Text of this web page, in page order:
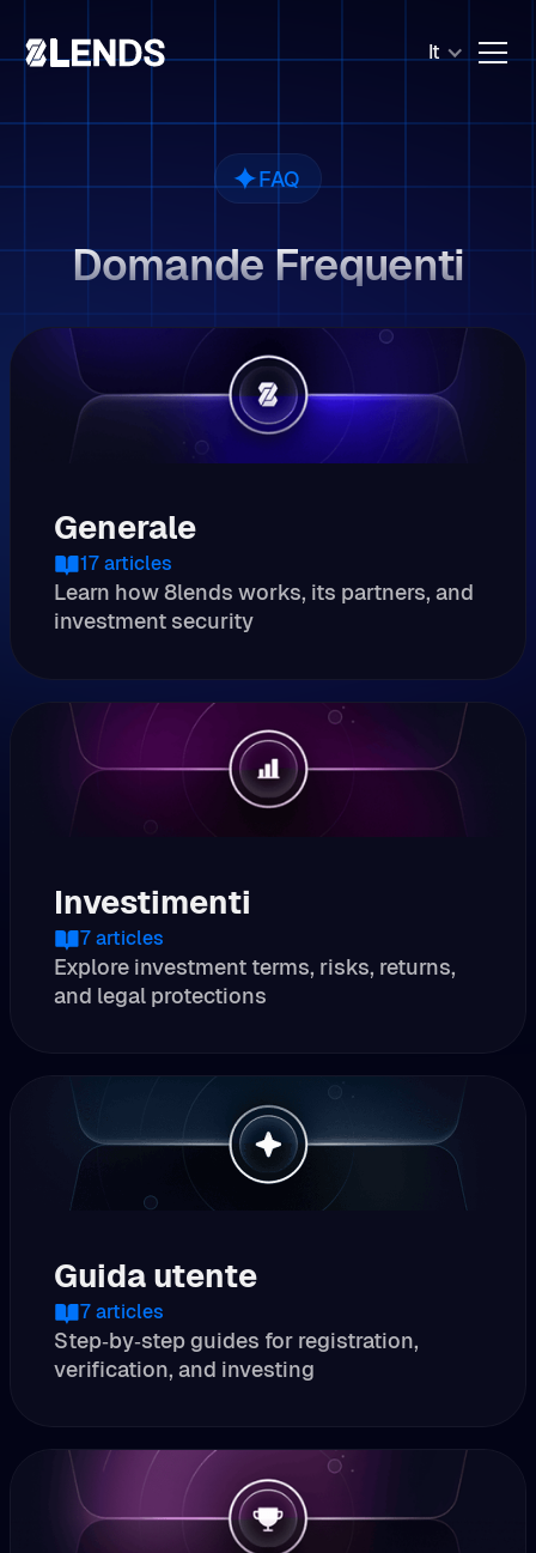
It
FAQ
Domande Frequenti
Generale
17articles
Learn how 8lends works, its partners, and
investment security
Investimenti
7articles
Explore investment terms, risks, returns,
and legal protections
Guida utente
7articles
Step‑by‑step guides for registration,
verification, and investing